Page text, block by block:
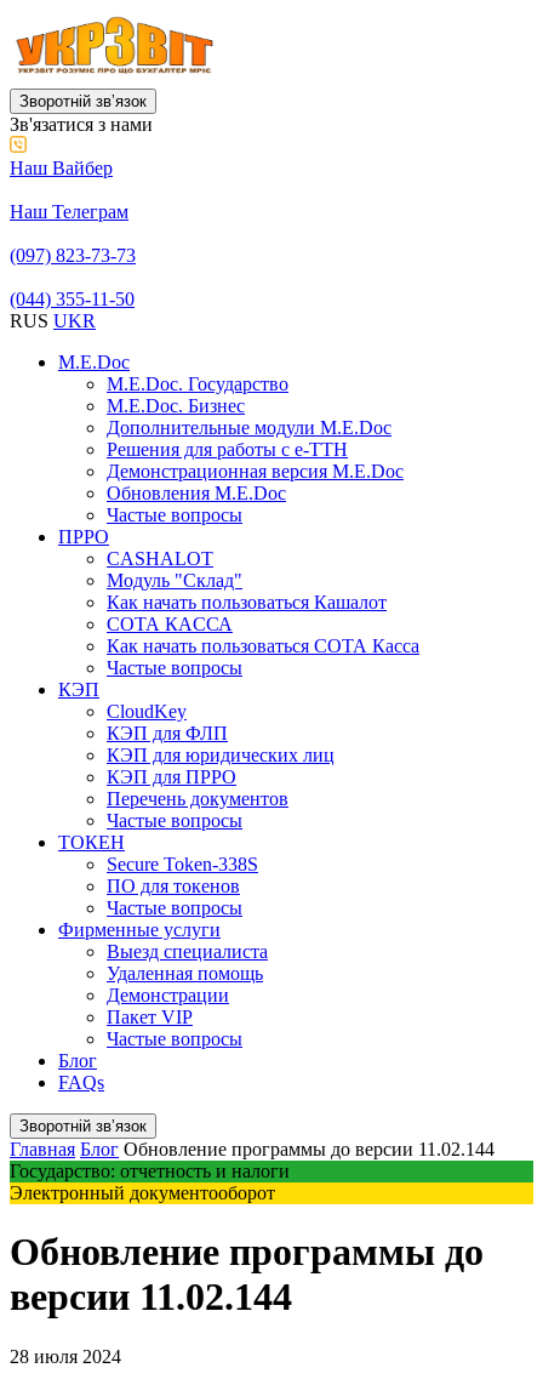
Зворотній звʼязок
Зв'язатися з нами
Наш Вайбер
Наш Телеграм
(097) 823-73-73
(044) 355-11-50
RUS UKR
M.E.Doc
M.E.Doc. Государство
M.E.Doc. Бизнес
Дополнительные модули M.E.Doc
Решения для работы с е-ТТН
Демонстрационная версия M.E.Doc
Обновления M.E.Doc
Частые вопросы
ПРРО
CASHALOT
Модуль "Склад"
Как начать пользоваться Кашалот
СОТА КАCСА
Как начать пользоваться СОТА Касса
Частые вопросы
КЭП
CloudKey
КЭП для ФЛП
КЭП для юридических лиц
КЭП для ПРРО
Перечень документов
Частые вопросы
ТОКЕН
Secure Token-338S
ПО для токенов
Частые вопросы
Фирменные услуги
Выезд специалиста
Удаленная помощь
Демонстрации
Пакет VIP
Частые вопросы
Блог
FAQs
Зворотній звʼязок
Главная Блог Обновление программы до версии 11.02.144
Государство: отчетность и налоги
Электронный документооборот
Обновление программы до
версии 11.02.144
28 июля 2024